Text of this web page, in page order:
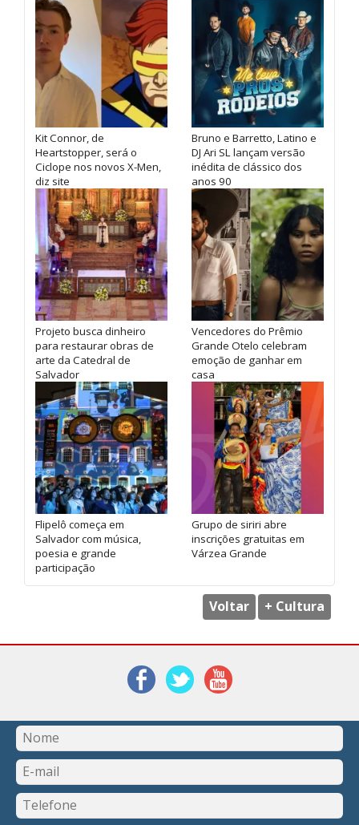
Kit Connor, de
Heartstopper, será o
Ciclope nos novos X-Men,
diz site
Bruno e Barretto, Latino e
DJ Ari SL lançam versão
inédita de clássico dos
anos 90
Projeto busca dinheiro
para restaurar obras de
arte da Catedral de
Salvador
Vencedores do Prêmio
Grande Otelo celebram
emoção de ganhar em
casa
Flipelô começa em
Salvador com música,
poesia e grande
participação
Grupo de siriri abre
inscrições gratuitas em
Várzea Grande
Voltar + Cultura